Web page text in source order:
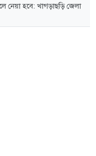
নেয়া হবে: খাগড়াছড়ি জেলা